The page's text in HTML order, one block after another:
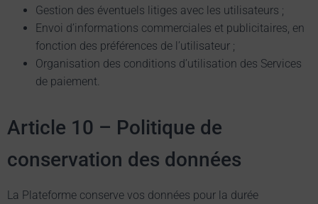
Gestion des éventuels litiges avec les utilisateurs ;
Envoi d’informations commerciales et publicitaires, en
fonction des préférences de l’utilisateur ;
Organisation des conditions d’utilisation des Services
de paiement.
Article 10 – Politique de
conservation des données
La Plateforme conserve vos données pour la durée